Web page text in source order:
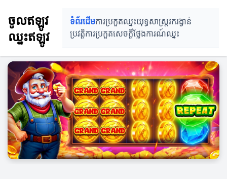
ចូលឥឡូវ
ឈ្នះឥឡូវ
ទំព័រដើមការប្រកួតឈ្នះយុទ្ធសាស្ត្ររករង្វាន់
ប្រវត្តិការប្រកួតសេចក្ដីថ្លែងការណ៍ឈ្នះ